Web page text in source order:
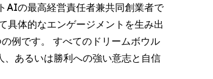
AIの最高経営責任者兼共同創業者で
体的なエンゲージメントを生み出
例です。 すべてのドリームボウル
あるいは勝利への強い意志と自信